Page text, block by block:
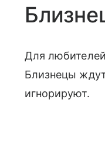
Для
Близнецы
игнорируют.